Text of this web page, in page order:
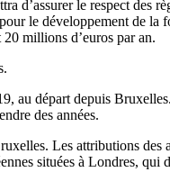
d’assurer le respect des
le développement de la
millions d’euros par an.
au départ depuis
des années.
Les attributions des
situées à Londres,